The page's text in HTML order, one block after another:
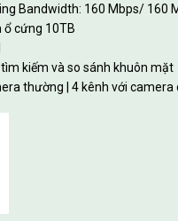
Bandwidth: 160 Mbps/ 160
ổ cứng 10TB
kiếm và so sánh khuôn mặt
thường | 4 kênh với